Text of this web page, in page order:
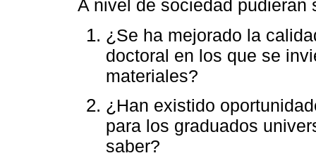
A nivel de sociedad pudieran
¿Se ha mejorado la
doctoral en los que se
materiales?
¿Han existido
para los graduados
saber?